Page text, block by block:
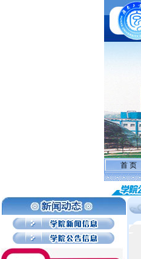
首 页